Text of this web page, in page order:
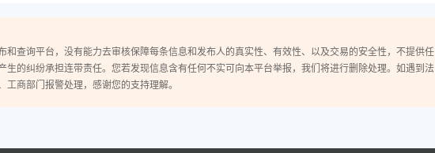
和查询平台，没有能力去审核保障每条信息和发布人的真实性、有效性、以及交易的安全性，不提供任
生的纠纷承担连带责任。您若发现信息含有任何不实可向本平台举报，我们将进行删除处理。如遇到法
工商部门报警处理，感谢您的支持理解。